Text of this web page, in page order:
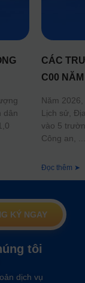
dân
CÁC
C00
Năm
Lịch sử,
vào 5
Công an,
Đọc thêm ➤
KÝ NGAY
tôi
dịch vụ